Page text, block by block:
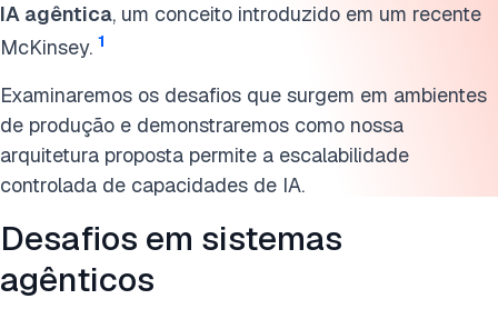
IA agêntica, um conceito introduzido em um recente
McKinsey. 1
Examinaremos os desafios que surgem em ambientes
de produção e demonstraremos como nossa
arquitetura proposta permite a escalabilidade
controlada de capacidades de IA.
Desafios em sistemas
agênticos